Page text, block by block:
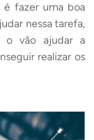
é fazer uma boa
nessa tarefa,
o vão ajudar a
realizar os